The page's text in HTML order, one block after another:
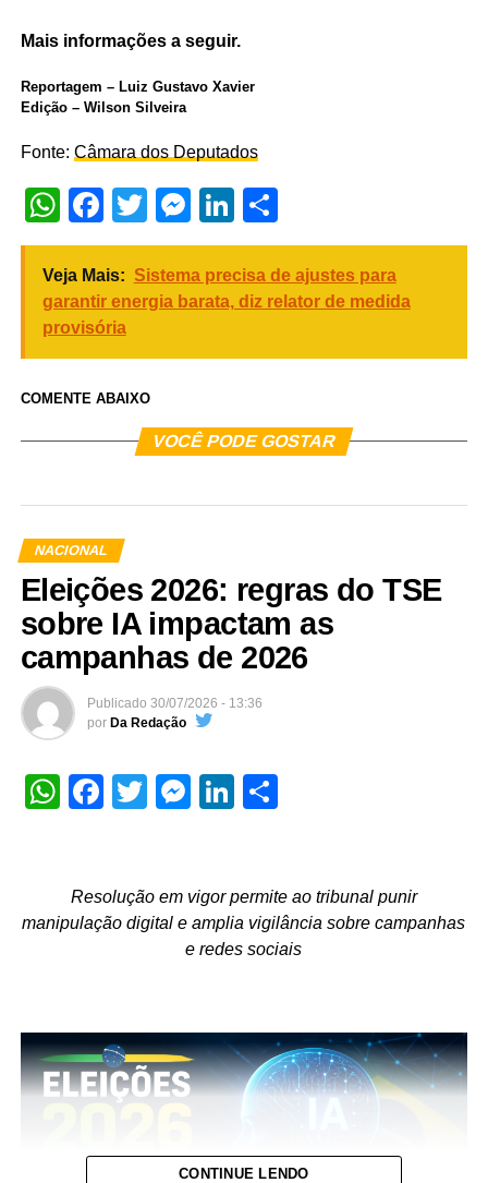
Mais informações a seguir.
Reportagem – Luiz Gustavo Xavier
Edição – Wilson Silveira
Fonte: Câmara dos Deputados
WhatsApp
Facebook
TwitterMessenger
LinkedIn
Veja Mais: Sistema precisa de ajustes para
garantir energia barata, diz relator de medida
provisória
COMENTE ABAIXO
VOCÊ PODE GOSTAR
NACIONAL
Eleições 2026: regras do TSE
sobre IA impactam as
campanhas de 2026
Publicado 30/07/2026 - 13:36
por Da Redação
WhatsApp
Facebook
TwitterMessenger
LinkedIn
Resolução em vigor permite ao tribunal punir
manipulação digital e amplia vigilância sobre campanhas
e redes sociais
CONTINUE LENDO